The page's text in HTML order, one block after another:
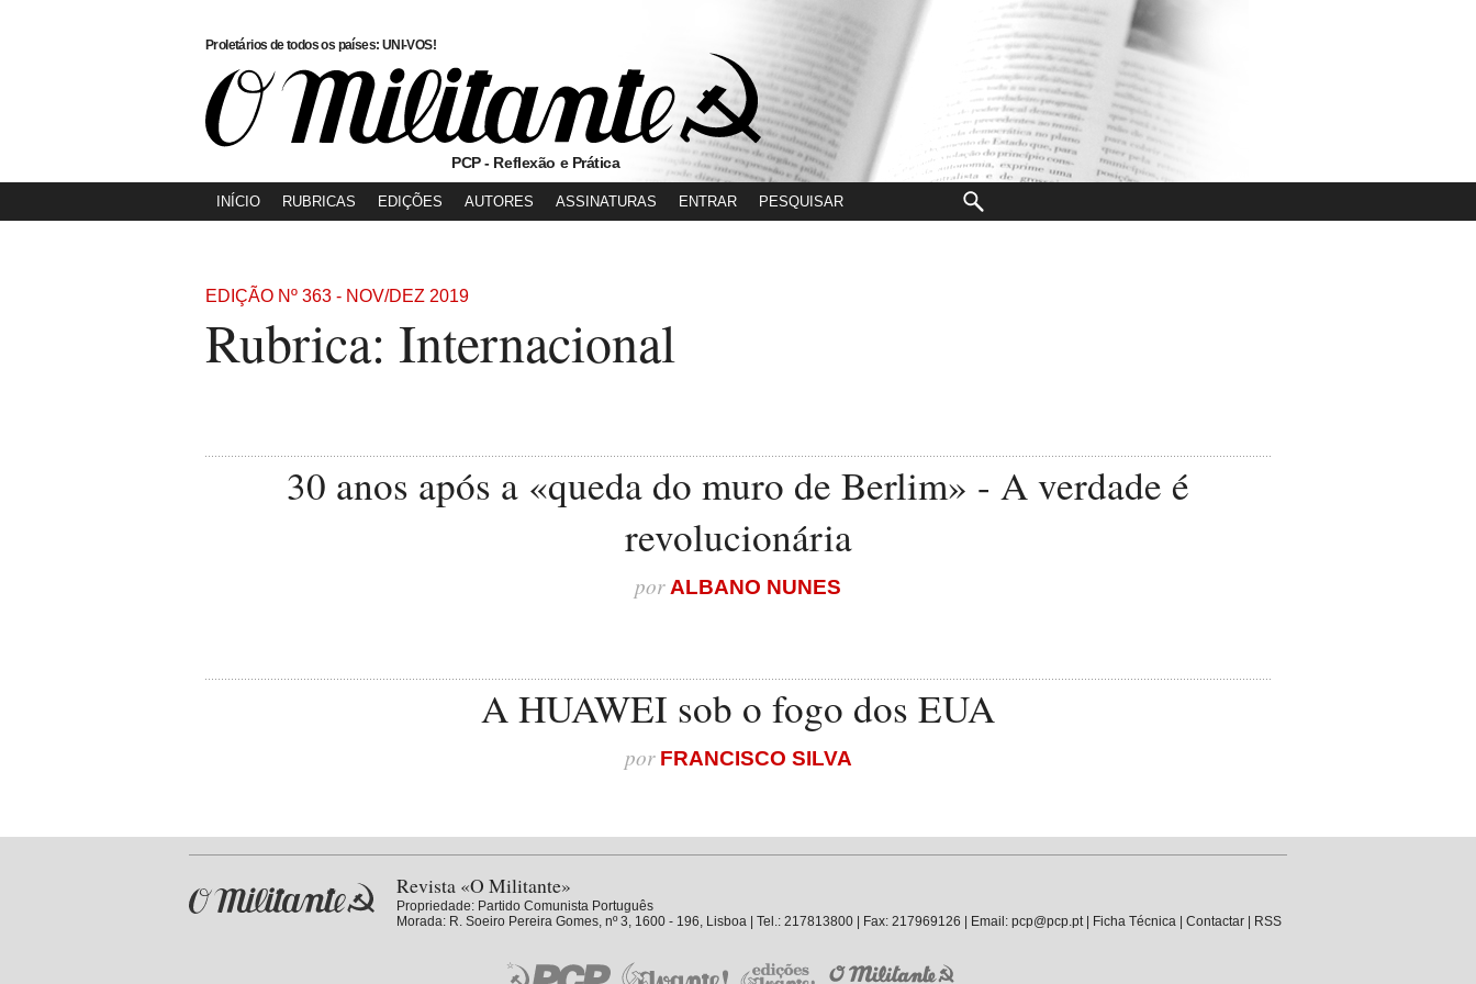
Proletários de todos os países: UNI-VOS!
PCP - Reflexão e Prática
INÍCIO RUBRICAS EDIÇÕES AUTORES ASSINATURAS ENTRAR
EDIÇÃO Nº 363 - NOV/DEZ 2019
Rubrica: Internacional
30 anos após a «queda do muro de Berlim» - A verdade é
revolucionária
por ALBANO NUNES
A HUAWEI sob o fogo dos EUA
por FRANCISCO SILVA
Revista «O Militante»
Propriedade: Partido Comunista Português
Morada: R. Soeiro Pereira Gomes, nº 3, 1600 - 196, Lisboa | Tel.: 217813800 | Fax: 217969126 | Email: pcp@pcp.pt| Ficha Técnica Contactar RSS